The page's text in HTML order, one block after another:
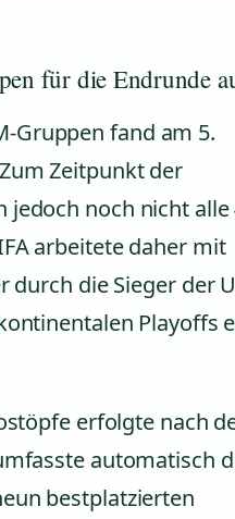
für die Endrunde
Gruppen fand am 5.
Zeitpunkt der
jedoch noch nicht alle
arbeitete daher mit
durch die Sieger der
Playoffs
erfolgte nach
automatisch
bestplatzierten